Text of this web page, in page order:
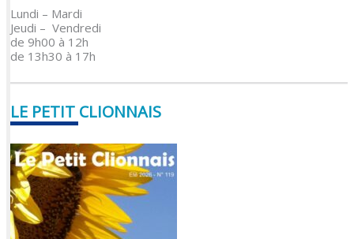
Lundi – Mardi
Jeudi – Vendredi
de 9h00 à 12h
de 13h30 à 17h
LE PETIT CLIONNAIS